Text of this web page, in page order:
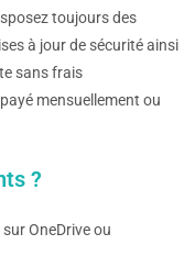
toujours des
à jour de sécurité ainsi
sans frais
mensuellement ou
?
OneDrive ou